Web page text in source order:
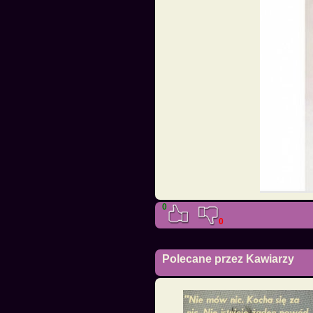
0
0
Polecane przez Kawiarzy